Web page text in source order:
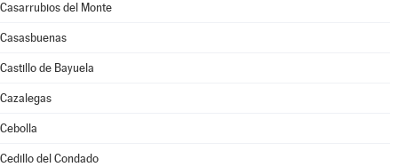
Casarrubios del Monte
Casasbuenas
Castillo de Bayuela
Cazalegas
Cebolla
Cedillo del Condado